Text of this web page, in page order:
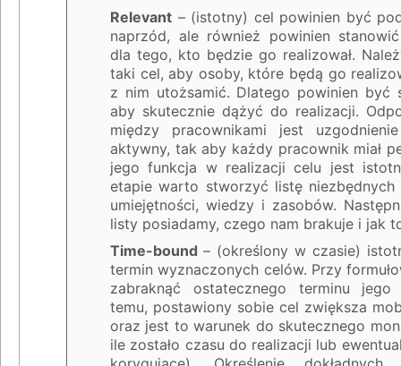
Relevant – (istotny) cel powinien być
naprzód, ale również powinien
dla tego, kto będzie go realizował.
taki cel, aby osoby, które będą go
z nim utożsamić. Dlatego powinien być
aby skutecznie dążyć do realizacji.
między pracownikami jest
aktywny, tak aby każdy pracownik miał
jego funkcja w realizacji celu jest
etapie warto stworzyć listę niezbędnych
umiejętności, wiedzy i zasobów.
listy posiadamy, czego nam brakuje i jak
Time-bound – (określony w czasie)
termin wyznaczonych celów. Przy
zabraknąć ostatecznego terminu jego
temu, postawiony sobie cel zwiększa
oraz jest to warunek do skutecznego
ile zostało czasu do realizacji lub